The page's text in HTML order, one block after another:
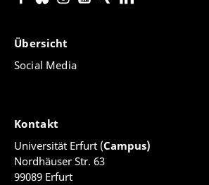
Übersicht
Social Media
Kontakt
Universität Erfurt (Campus)
Nordhäuser Str. 63
99089 Erfurt